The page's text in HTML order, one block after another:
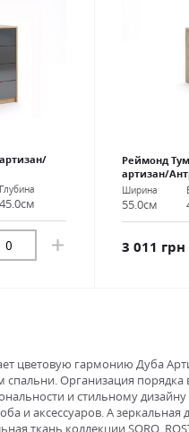
Глубина
45.0см
Реймонд
артизан/
Ширина
55.0см
3 011 грн
цветовую гармонию Дуба
спальни. Организация
и стильному
и аксессуаров. А